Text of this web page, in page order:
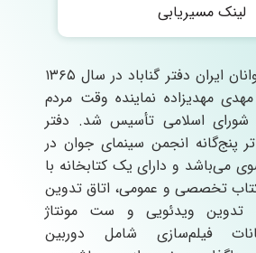
انجمن سینمای جوانان ایران دفتر گناباد در سال ۱۳۶۵
مهدیزاده نماینده وقت مردم
شورای اسلامی تأسیس شد. دفتر
پنج‌گانه انجمن سینمای جوان در
می‌باشد و دارای یک کتابخانه با
جلد کتاب تخصصی و عمومی، اتاق تدوین
تدوین ویدئویی و ست مونتاژ
فیلم‌سازی شامل دوربین
لینک مسیریابی